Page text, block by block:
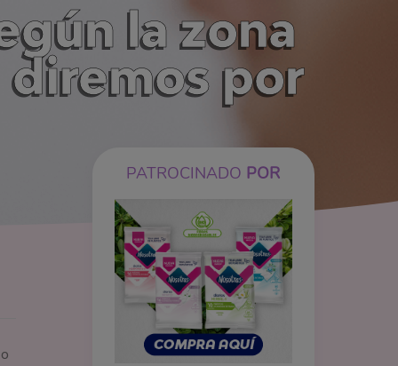
la zona
por
PATROCINADO POR